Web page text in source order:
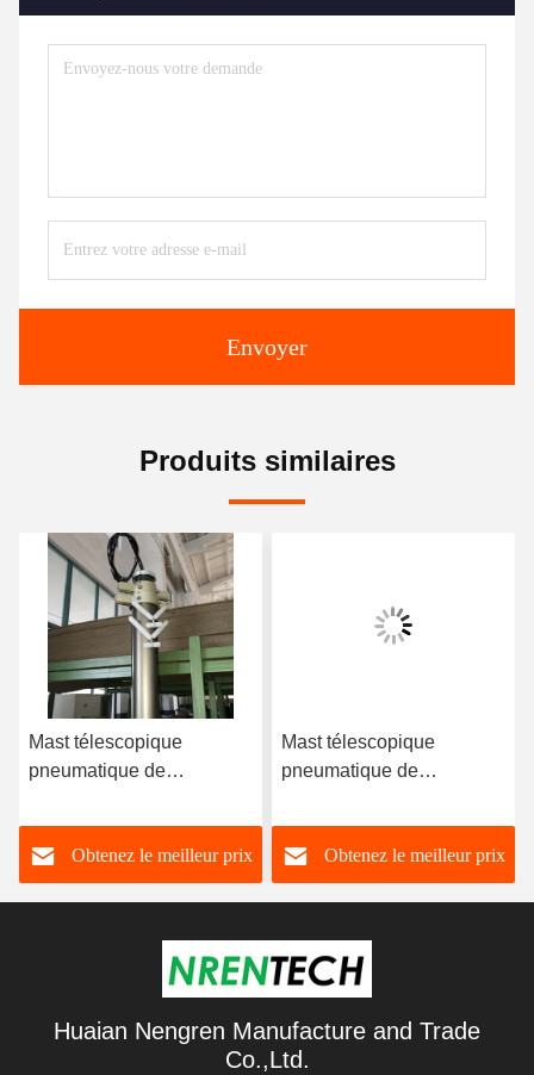
Envoyer
Produits similaires
Mast télescopique
pneumatique de
véhicule mobile de
vidéosurveillance Mast
télescopique
Obtenez le meilleur prix
Mast télescopique
pneumatique de
véhicule mobile de
vidéosurveillance Mast
télescopique
Obtenez le meilleur prix
Huaian Nengren Manufacture and Trade
Co.,Ltd.